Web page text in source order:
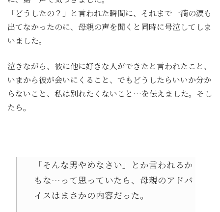
「どうしたの？」と言われた瞬間に、それまで一滴の涙も
出てなかったのに、母親の声を聞くと同時に号泣してしま
いました。
泣きながら、彼に他に好きな人ができたと言われたこと、
いまから彼が会いにくること、でもどうしたらいいか分か
らないこと、私は別れたくないこと…を伝えました。そし
たら。
「そんな男やめなさい」とか言われるか
もな…って思っていたら、母親のアドバ
イスはまさかの内容だった。